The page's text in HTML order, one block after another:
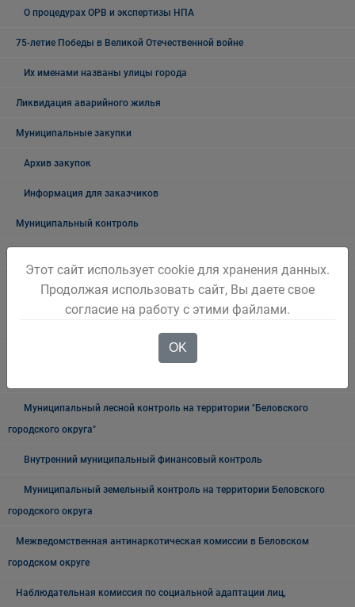
О процедурах ОРВ и экспертизы НПА
75-летие Победы в Великой Отечественной войне
Их именами названы улицы города
Ликвидация аварийного жилья
Муниципальные закупки
Архив закупок
Информация для заказчиков
Муниципальный контроль
Муниципальный контроль на автомобильном транспорте,
городском, наземном электрическом транспорте и в дорожном
Муниципальный лесной контроль на территории "Беловского
городского округа"
Внутренний муниципальный финансовый контроль
Муниципальный земельный контроль на территории Беловского
городского округа
Межведомственная антинаркотическая комиссии в Беловском
городском округе
Наблюдательная комиссия по социальной адаптации лиц,
Этот сайт использует cookie для хранения данных.
Продолжая использовать сайт, Вы даете свое
согласие на работу с этими файлами.
OK